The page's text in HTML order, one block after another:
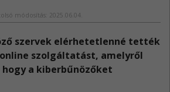
módosítás: 2025.06.04.
szervek elérhetetlenné tették
online szolgáltatást, amelyről
a kiberbűnözőket